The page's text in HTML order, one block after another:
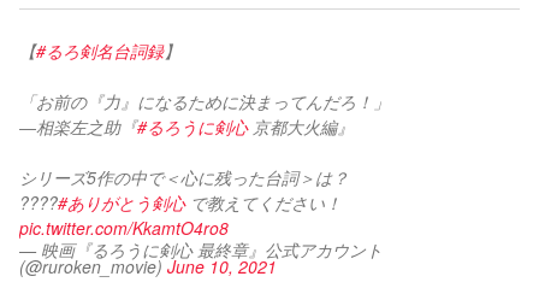
【#るろ剣名台詞録】
「お前の『力』になるために決まってんだろ！」
―相楽左之助『#るろうに剣心 京都大火編』
シリーズ5作の中で＜心に残った台詞＞は？
????️#ありがとう剣心
pic.twitter.com/KkamtO4ro8
— 映画『るろうに剣心 最終章』公式アカウント
(@ruroken_movie)June 10, 2021